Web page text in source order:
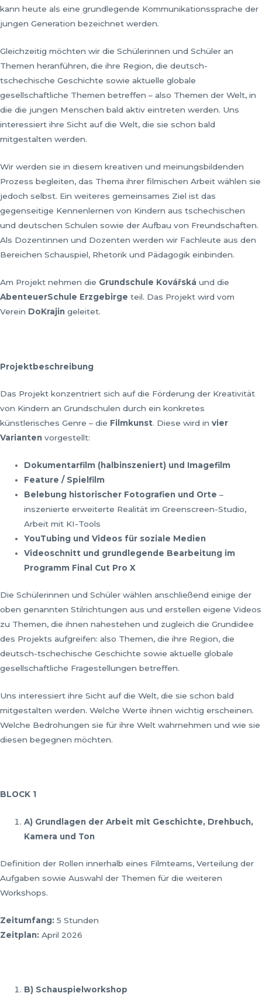
kann heute als eine grundlegende Kommunikationssprache der
jungen Generation bezeichnet werden.
Gleichzeitig möchten wir die Schülerinnen und Schüler an
Themen heranführen, die ihre Region, die deutsch-
tschechische Geschichte sowie aktuelle globale
gesellschaftliche Themen betreffen – also Themen der Welt, in
die die jungen Menschen bald aktiv eintreten werden. Uns
interessiert ihre Sicht auf die Welt, die sie schon bald
mitgestalten werden.
Wir werden sie in diesem kreativen und meinungsbildenden
Prozess begleiten, das Thema ihrer filmischen Arbeit wählen sie
jedoch selbst. Ein weiteres gemeinsames Ziel ist das
gegenseitige Kennenlernen von Kindern aus tschechischen
und deutschen Schulen sowie der Aufbau von Freundschaften.
Als Dozentinnen und Dozenten werden wir Fachleute aus den
Bereichen Schauspiel, Rhetorik und Pädagogik einbinden.
Am Projekt nehmen die Grundschule Kovářská und die
AbenteuerSchule Erzgebirge teil. Das Projekt wird vom
Verein DoKrajin geleitet.
Projektbeschreibung
Das Projekt konzentriert sich auf die Förderung der Kreativität
von Kindern an Grundschulen durch ein konkretes
künstlerisches Genre – die Filmkunst. Diese wird in vier
Varianten vorgestellt:
Dokumentarfilm (halbinszeniert) und Imagefilm
Feature / Spielfilm
Belebung historischer Fotografien und Orte –
inszenierte erweiterte Realität im Greenscreen-Studio,
Arbeit mit KI-Tools
YouTubing und Videos für soziale Medien
Videoschnitt und grundlegende Bearbeitung im
Programm Final Cut Pro X
Die Schülerinnen und Schüler wählen anschließend einige der
oben genannten Stilrichtungen aus und erstellen eigene Videos
zu Themen, die ihnen nahestehen und zugleich die Grundidee
des Projekts aufgreifen: also Themen, die ihre Region, die
deutsch-tschechische Geschichte sowie aktuelle globale
gesellschaftliche Fragestellungen betreffen.
Uns interessiert ihre Sicht auf die Welt, die sie schon bald
mitgestalten werden. Welche Werte ihnen wichtig erscheinen.
Welche Bedrohungen sie für ihre Welt wahrnehmen und wie sie
diesen begegnen möchten.
BLOCK 1
A) Grundlagen der Arbeit mit Geschichte, Drehbuch,
Kamera und Ton
Definition der Rollen innerhalb eines Filmteams, Verteilung der
Aufgaben sowie Auswahl der Themen für die weiteren
Workshops.
Zeitumfang: 5 Stunden
Zeitplan: April 2026
B) Schauspielworkshop